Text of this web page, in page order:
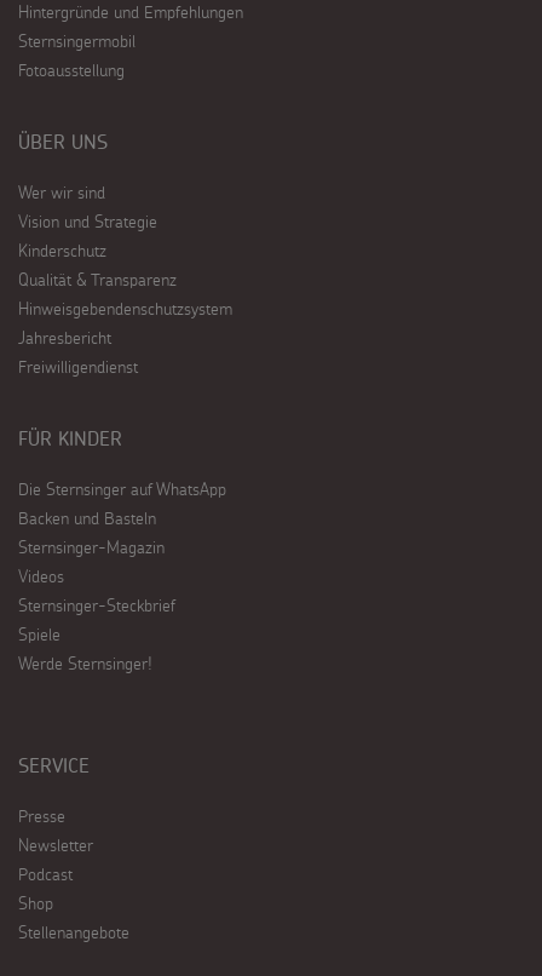
Hintergründe und Empfehlungen
Sternsingermobil
Fotoausstellung
ÜBER UNS
Wer wir sind
Vision und Strategie
Kinderschutz
Qualität & Transparenz
Hinweisgebendenschutzsystem
Jahresbericht
Freiwilligendienst
FÜR KINDER
Die Sternsinger auf WhatsApp
Backen und Basteln
Sternsinger-Magazin
Videos
Sternsinger-Steckbrief
Spiele
Werde Sternsinger!
SERVICE
Presse
Newsletter
Podcast
Shop
Stellenangebote